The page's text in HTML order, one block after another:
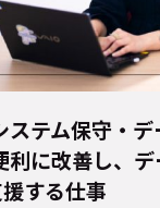
ステム保守・デ
利に改善し、
する仕事